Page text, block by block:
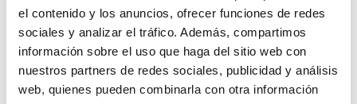
el contenido y los anuncios, ofrecer funciones de redes
sociales y analizar el tráfico. Además, compartimos
información sobre el uso que haga del sitio web con
nuestros partners de redes sociales, publicidad y análisis
web, quienes pueden combinarla con otra información
- Sinónimos: 2,4,6-Trinitrofenol
- C6H3N3O7
- M = 229,11 g/mol
- CAS [88-89-1]
- EINECS-No.: 201-865-9
- Solub. en agua: (20 ºC): slightly soluble
- Punto de fusión: 121,4 ºC